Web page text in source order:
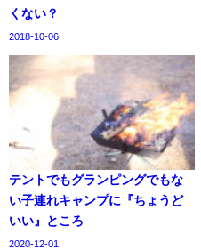
くない？
2018-10-06
テントでもグランピングでもな
い子連れキャンプに『ちょうど
いい』ところ
2020-12-01